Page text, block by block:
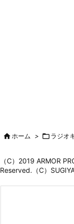
ホーム > ラジオ
（C）2019 ARMOR
Reserved.（C）